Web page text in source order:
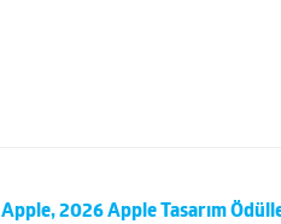
Apple, 2026 Apple Tasarım